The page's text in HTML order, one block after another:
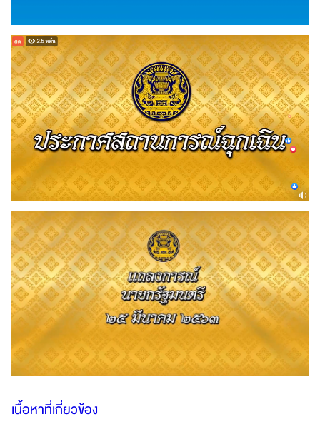
เนื้อหาที่เกี่ยวข้อง